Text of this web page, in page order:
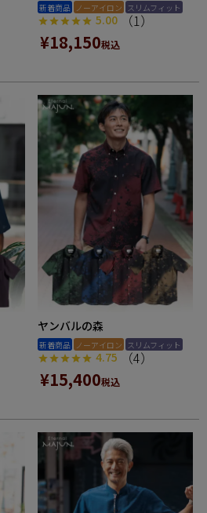
新着商品 ノーアイロン スリムフィット
5.00 （1）
¥18,150税込
ヤンバルの森
新着商品 ノーアイロン スリムフィット
4.75 （4）
¥15,400税込